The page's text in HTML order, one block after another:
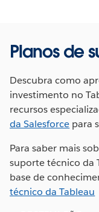
Planos de
Descubra como
investimento no
recursos
da Salesforce para
Para saber mais
suporte técnico da
base de
técnico da Tableau